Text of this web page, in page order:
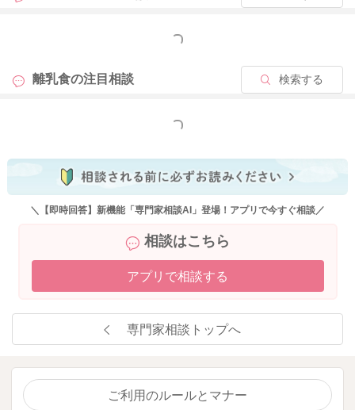
とのことですが、食後にお腹が張る、吐き戻しが増える、機嫌
もし最近になって毎回物足りなそうな様子が続くようであれ
といって、保育園ではおやつもありますので、すぐに食事では
ます。
しっかり食べてくれるお子さんだからこそ、「どこまであげて
いいのかな」と悩まれるお気持ちよく分かります。
今のところは大きく増やす必要はなさそうですので、食後のご
もっと見る
離乳食の注目相談 検索する
もっと見る
＼【即時回答】新機能「専門家相談AI」登場！アプリで今すぐ相談／
相談はこちら
アプリで相談する
専門家相談トップへ
ご利用のルールとマナー